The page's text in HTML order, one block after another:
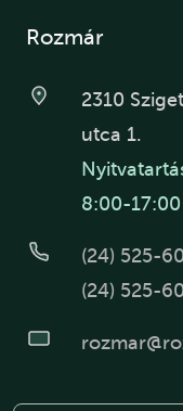
Rozmár
2310
utca 1.
8:00-17:00
(24) 525-
(24) 525-